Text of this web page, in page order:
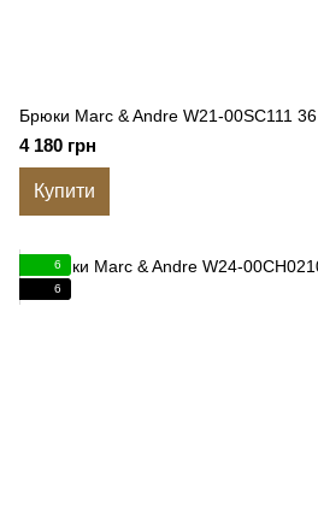
Брюки Marc & Andre W21-00SC111 36
4 180 грн
Купити
6
6